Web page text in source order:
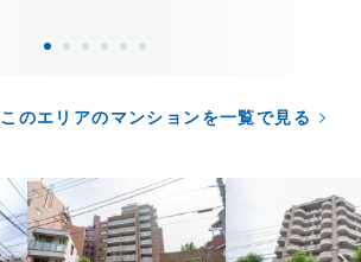
このエリアのマンションを一覧で見る